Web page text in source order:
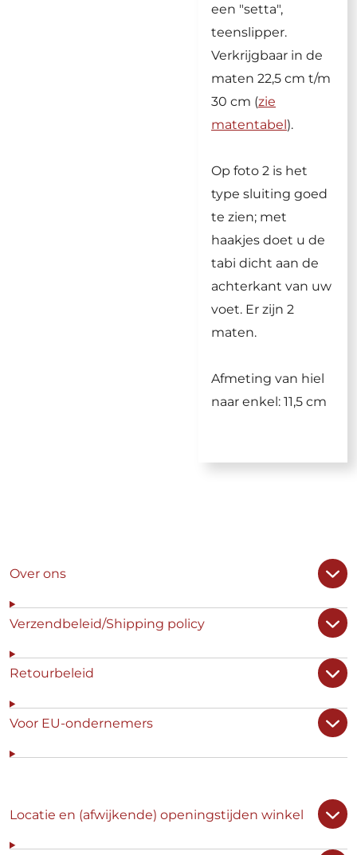
een "setta",
teenslipper.
Verkrijgbaar in de
maten 22,5 cm t/m
30 cm (zie
matentabel).
Op foto 2 is het
type sluiting goed
te zien; met
haakjes doet u de
tabi dicht aan de
achterkant van uw
voet. Er zijn 2
maten.
Afmeting van hiel
naar enkel: 11,5 cm
Over ons
Verzendbeleid/Shipping policy
Retourbeleid
Voor EU-ondernemers
Locatie en (afwijkende) openingstijden winkel